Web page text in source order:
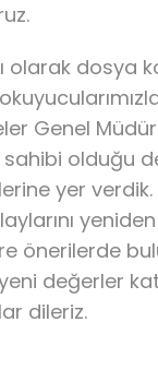
dosya
Genel Müdür
olduğu
yer verdik.
yeniden
önerilerde
değerler
dileriz.